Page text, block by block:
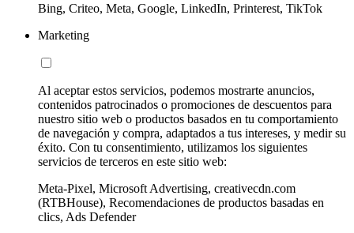
Bing, Criteo, Meta, Google, LinkedIn, Printerest, TikTok
Marketing
Al aceptar estos servicios, podemos mostrarte anuncios,
contenidos patrocinados o promociones de descuentos para
nuestro sitio web o productos basados en tu comportamiento
de navegación y compra, adaptados a tus intereses, y medir su
éxito. Con tu consentimiento, utilizamos los siguientes
servicios de terceros en este sitio web:
Meta-Pixel, Microsoft Advertising, creativecdn.com
(RTBHouse), Recomendaciones de productos basadas en
clics, Ads Defender